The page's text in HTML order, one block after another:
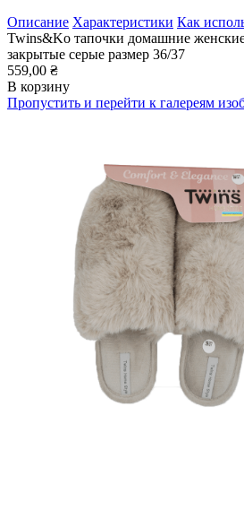
Описание Характеристики Как
Twins&Ko тапочки домашние
закрытые серые размер 36/37
559,00 ₴
В корзину
Пропустить и перейти к галереям